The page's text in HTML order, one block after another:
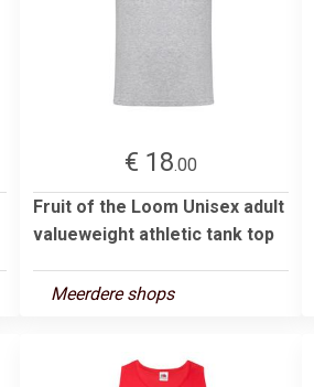
€ 18.00
Fruit of the Loom Unisex adult
valueweight athletic tank top
Meerdere shops